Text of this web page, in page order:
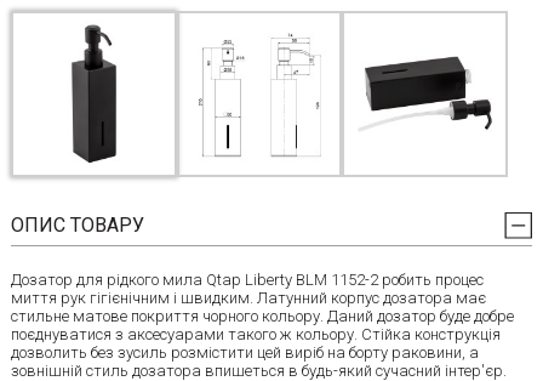
ОПИС ТОВАРУ
Дозатор для рідкого мила Qtap Liberty BLM 1152-2 робить процес
миття рук гігієнічним і швидким. Латунний корпус дозатора має
стильне матове покриття чорного кольору. Даний дозатор буде добре
поєднуватися з аксесуарами такого ж кольору. Стійка конструкція
дозволить без зусиль розмістити цей виріб на борту раковини, а
зовнішній стиль дозатора впишеться в будь-який сучасний інтер'єр.